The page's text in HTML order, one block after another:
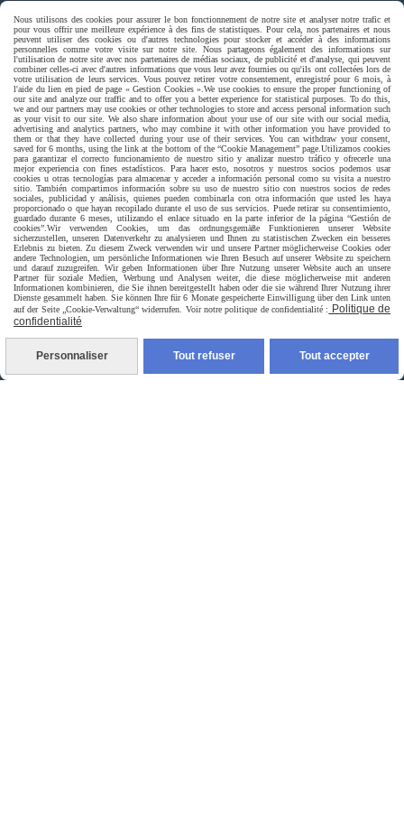
Paiement sécurisé
Livraison rapide
Nous utilisons des cookies pour assurer le bon fonctionnement de notre site et analyser notre trafic et
pour vous offrir une meilleure expérience à des fins de statistiques. Pour cela, nos partenaires et nous
peuvent utiliser des cookies ou d'autres technologies pour stocker et accéder à des informations
personnelles comme votre visite sur notre site. Nous partageons également des informations sur
l'utilisation de notre site avec nos partenaires de médias sociaux, de publicité et d'analyse, qui peuvent
combiner celles-ci avec d'autres informations que vous leur avez fournies ou qu'ils ont collectées lors de
votre utilisation de leurs services. Vous pouvez retirer votre consentement, enregistré pour 6 mois, à
l'aide du lien en pied de page « Gestion Cookies ». We use cookies to ensure the proper functioning of
our site and analyze our traffic and to offer you a better experience for statistical purposes. To do this,
we and our partners may use cookies or other technologies to store and access personal information such
as your visit to our site. We also share information about your use of our site with our social media,
advertising and analytics partners, who may combine it with other information you have provided to
them or that they have collected during your use of their services. You can withdraw your consent,
saved for 6 months, using the link at the bottom of the “Cookie Management” page. Utilizamos cookies
para garantizar el correcto funcionamiento de nuestro sitio y analizar nuestro tráfico y ofrecerle una
mejor experiencia con fines estadísticos. Para hacer esto, nosotros y nuestros socios podemos usar
cookies u otras tecnologías para almacenar y acceder a información personal como su visita a nuestro
sitio. También compartimos información sobre su uso de nuestro sitio con nuestros socios de redes
sociales, publicidad y análisis, quienes pueden combinarla con otra información que usted les haya
proporcionado o que hayan recopilado durante el uso de sus servicios. Puede retirar su consentimiento,
guardado durante 6 meses, utilizando el enlace situado en la parte inferior de la página “Gestión de
cookies”. Wir verwenden Cookies, um das ordnungsgemäße Funktionieren unserer Website
sicherzustellen, unseren Datenverkehr zu analysieren und Ihnen zu statistischen Zwecken ein besseres
Erlebnis zu bieten. Zu diesem Zweck verwenden wir und unsere Partner möglicherweise Cookies oder
andere Technologien, um persönliche Informationen wie Ihren Besuch auf unserer Website zu speichern
und darauf zuzugreifen. Wir geben Informationen über Ihre Nutzung unserer Website auch an unsere
Partner für soziale Medien, Werbung und Analysen weiter, die diese möglicherweise mit anderen
Informationen kombinieren, die Sie ihnen bereitgestellt haben oder die sie während Ihrer Nutzung ihrer
Dienste gesammelt haben. Sie können Ihre für 6 Monate gespeicherte Einwilligung über den Link unten
auf der Seite „Cookie-Verwaltung“ widerrufen. Voir notre politique de confidentialité :
Politique de
confidentialité
Personnaliser Tout refuser Tout accepter